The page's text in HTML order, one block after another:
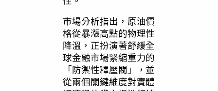
市場分析指出，原油價
格從暴漲高點的物理性
降溫，正扮演著舒緩全
球金融市場緊縮重力的
「防禦性釋壓閥」，並
從兩個關鍵維度對實體